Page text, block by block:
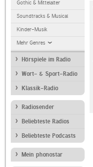
Gothic & Mittelalter
Soundtracks & Musical
Kinder-Musik
Mehr Genres
Hörspiele im Radio
Wort- & Sport-Radio
Klassik-Radio
Radiosender
Beliebteste Radios
Beliebteste Podcasts
Mein phonostar
Romantic Romantica Radio